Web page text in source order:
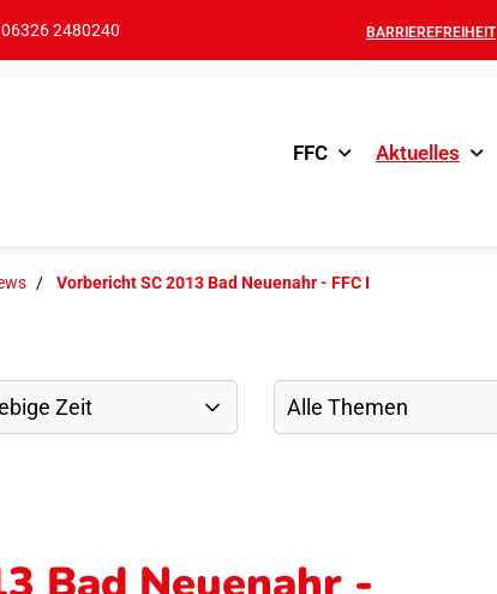
06326 2480240 BARRIEREFREIHEIT
FFC Aktuelles
Vorbericht SC 2013 Bad Neuenahr - FFC I